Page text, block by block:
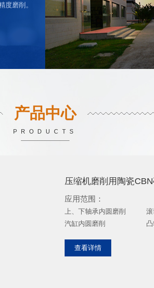
度磨削。
产品中心
PRODUCTS
压缩机磨削用陶瓷
应用范围：
上、下轴承内圆磨削 滚
汽缸内圆磨削 凸轮
查看详情